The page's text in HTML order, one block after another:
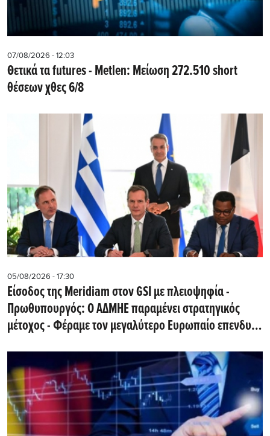
07/08/2026 - 12:03
Θετικά τα futures - Metlen: Μείωση 272.510 short
θέσεων χθες 6/8
05/08/2026 - 17:30
Eίσοδος της Meridiam στον GSI με πλειοψηφία -
Πρωθυπουργός: Ο ΑΔΜΗΕ παραμένει στρατηγικός
μέτοχος - Φέραμε τον μεγαλύτερο Ευρωπαίο επενδυτή